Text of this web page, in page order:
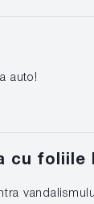
auto!
cu foliile